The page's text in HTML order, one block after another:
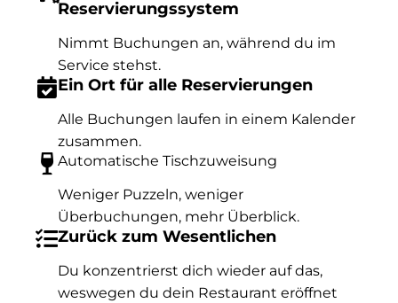
Reservierungssystem
Nimmt Buchungen an, während du im
Service stehst.
Ein Ort für alle Reservierungen
Alle Buchungen laufen in einem Kalender
zusammen.
Automatische Tischzuweisung
Weniger Puzzeln, weniger
Überbuchungen, mehr Überblick.
Zurück zum Wesentlichen
Du konzentrierst dich wieder auf das,
weswegen du dein Restaurant eröffnet